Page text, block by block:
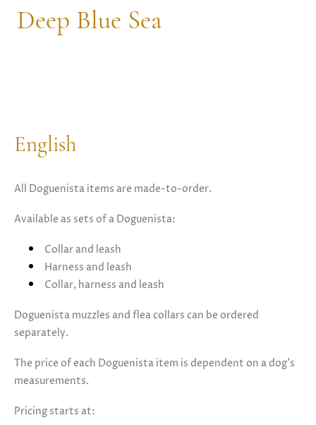
Deep Blue Sea
English
All Doguenista items are made-to-order.
Available as sets of a Doguenista:
Collar and leash
Harness and leash
Collar, harness and leash
Doguenista muzzles and flea collars can be ordered
separately.
The price of each Doguenista item is dependent on a dog's
measurements.
Pricing starts at: